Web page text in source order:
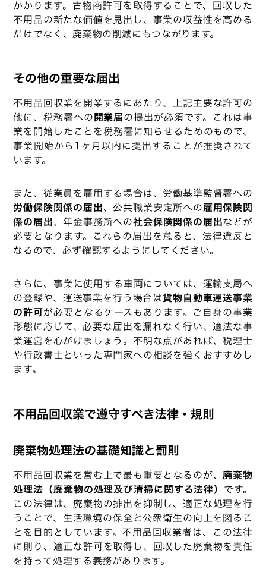
かかります。古物商許可を取得することで、回収した
不用品の新たな価値を見出し、事業の収益性を高める
だけでなく、廃棄物の削減にもつながります。
その他の重要な届出
不用品回収業を開業するにあたり、上記主要な許可の
他に、税務署への開業届の提出が必須です。これは事
業を開始したことを税務署に知らせるためのもので、
事業開始から1ヶ月以内に提出することが推奨されて
います。
また、従業員を雇用する場合は、労働基準監督署への
労働保険関係の届出、公共職業安定所への雇用保険関
係の届出、年金事務所への社会保険関係の届出などが
必要となります。これらの届出を怠ると、法律違反と
なるので、必ず確認するようにしてください。
さらに、事業に使用する車両については、運輸支局へ
の登録や、運送事業を行う場合は貨物自動車運送事業
の許可が必要となるケースもあります。ご自身の事業
形態に応じて、必要な届出を漏れなく行い、適法な事
業運営を心がけましょう。不明な点があれば、税理士
や行政書士といった専門家への相談を強くおすすめし
ます。
不用品回収業で遵守すべき法律・規則
廃棄物処理法の基礎知識と罰則
不用品回収業を営む上で最も重要となるのが、廃棄物
処理法（廃棄物の処理及び清掃に関する法律） です。
この法律は、廃棄物の排出を抑制し、適正な処理を行
うことで、生活環境の保全と公衆衛生の向上を図るこ
とを目的としています。不用品回収業者は、この法律
に則り、適正な許可を取得し、回収した廃棄物を責任
を持って処理する義務があります。